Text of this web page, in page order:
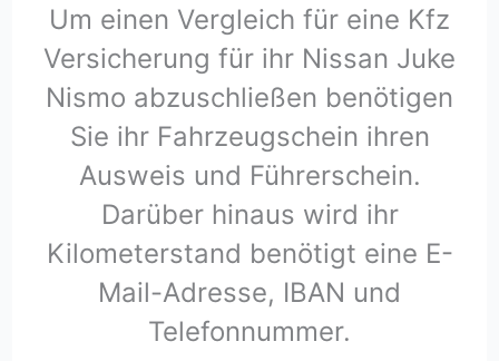
Um einen Vergleich für eine Kfz
Versicherung für ihr Nissan Juke
Nismo abzuschließen benötigen
Sie ihr Fahrzeugschein ihren
Ausweis und Führerschein.
Darüber hinaus wird ihr
Kilometerstand benötigt eine E-
Mail-Adresse, IBAN und
Telefonnummer.